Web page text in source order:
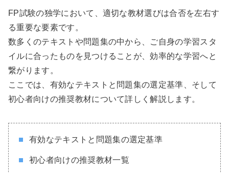
FP試験の独学において、適切な教材選びは合否を左右す
る重要な要素です。
数多くのテキストや問題集の中から、ご自身の学習スタ
イルに合ったものを見つけることが、効率的な学習へと
繋がります。
ここでは、有効なテキストと問題集の選定基準、そして
初心者向けの推奨教材について詳しく解説します。
有効なテキストと問題集の選定基準
初心者向けの推奨教材一覧